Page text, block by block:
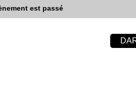
est passé